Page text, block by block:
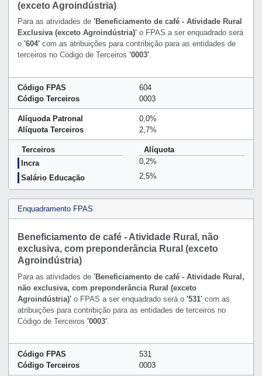
(exceto Agroindústria)
Para as atividades de 'Beneficiamento de café - Atividade Rural
Exclusiva (exceto Agroindústria)'o FPAS a ser enquadrado será
o '604'com as atribuições para contribição para as entidades de
terceiros no Código de Terceiros '0003'.
Código FPAS
604
Código Terceiros
0003
Alíquoda Patronal
0,0%
Alíquota Terceiros
2,7%
Terceiros
Alíquota
Incra
0,2%
Salário Educação
2,5%
Enquadramento FPAS
Beneficiamento de café - Atividade Rural, não
exclusiva, com preponderância Rural (exceto
Agroindústria)
Para as atividades de 'Beneficiamento de café - Atividade Rural,
não exclusiva, com preponderância Rural (exceto
Agroindústria)'o FPAS a ser enquadrado será o '531'com as
atribuições para contribição para as entidades de terceiros no
Código de Terceiros '0003'.
Código FPAS
531
Código Terceiros
0003